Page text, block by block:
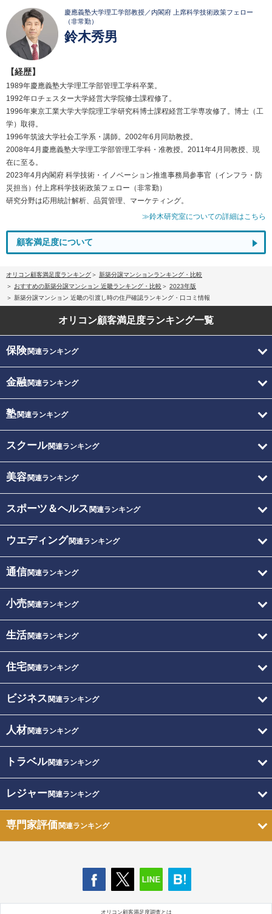
慶應義塾大学理工学部教授／内閣府 上席科学技術政策フェロー
（非常勤）
鈴木秀男
【経歴】
1989年慶應義塾大学理工学部管理工学科卒業。
1992年ロチェスター大学経営大学院修士課程修了。
1996年東京工業大学大学院理工学研究科博士課程経営工学専攻修了。博士（工
学）取得。
1996年筑波大学社会工学系・講師。2002年6月同助教授。
2008年4月慶應義塾大学理工学部管理工学科・准教授。2011年4月同教授、現
在に至る。
2023年4月内閣府 科学技術・イノベーション推進事務局参事官（インフラ・防
災担当）付上席科学技術政策フェロー（非常勤）
研究分野は応用統計解析、品質管理、マーケティング。
≫鈴木研究室についての詳細はこちら
顧客満足度について
オリコン顧客満足度ランキング
新築分譲マンションランキング・比較
おすすめの新築分譲マンション 近畿ランキング・比較
2023年版
新築分譲マンション 近畿の引渡し時の住戸確認ランキング・口コミ情報
オリコン顧客満足度ランキング一覧
保険関連ランキング
金融関連ランキング
塾関連ランキング
スクール関連ランキング
美容関連ランキング
スポーツ＆ヘルス 関連ランキング
ウエディング関連ランキング
通信関連ランキング
小売関連ランキング
生活関連ランキング
住宅関連ランキング
ビジネス 関連ランキング
人材関連ランキング
トラベル関連ランキング
レジャー関連ランキング
専門家評価関連ランキング
オリコン顧客満足度調査とは